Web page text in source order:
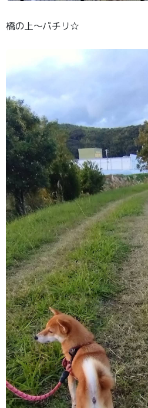
橋の上〜パチリ☆